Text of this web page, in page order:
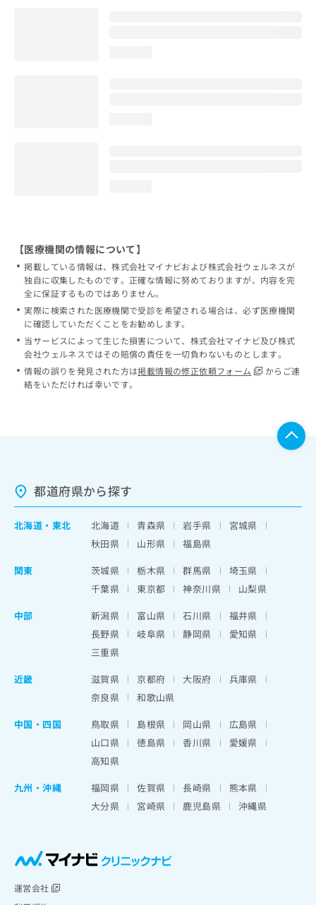
【医療機関の情報について】
掲載している情報は、株式会社マイナビおよび株式会社ウェルネスが
独自に収集したものです。正確な情報に努めておりますが、内容を完
全に保証するものではありません。
実際に検索された医療機関で受診を希望される場合は、必ず医療機関
に確認していただくことをお勧めします。
当サービスによって生じた損害について、株式会社マイナビ及び株式
会社ウェルネスではその賠償の責任を一切負わないものとします。
情報の誤りを発見された方は掲載情報の修正依頼フォーム
からご連
絡をいただければ幸いです。
都道府県から探す
北海道 ・ 東北 北海道 青森県 岩手県
宮城県
秋田県
山形県
福島県
関東
茨城県 栃木県 群馬県
埼玉県
千葉県
東京都 神奈川県
山梨県
中部
新潟県 富山県 石川県
福井県
長野県
岐阜県 静岡県
愛知県
三重県
近畿
滋賀県 京都府 大阪府
兵庫県
奈良県
和歌山県
中国・四国
鳥取県 島根県 岡山県
広島県
山口県
徳島県 香川県
愛媛県
高知県
九州・沖縄
福岡県 佐賀県 長崎県
熊本県
大分県
宮崎県 鹿児島県 沖縄県
運営会社